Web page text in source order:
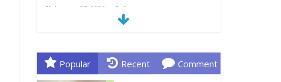
January 27, 2026 0
DE CURATARE CeraVe
CU CERAMIDE SI
Popular Recent Comment